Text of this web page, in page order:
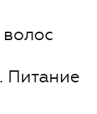
Питание